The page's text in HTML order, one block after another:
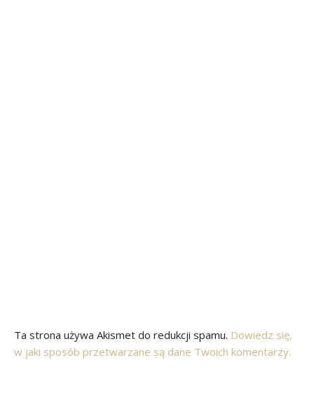
Ta strona używa Akismet do redukcji spamu. Dowiedz się,
w jaki sposób przetwarzane są dane Twoich komentarzy.